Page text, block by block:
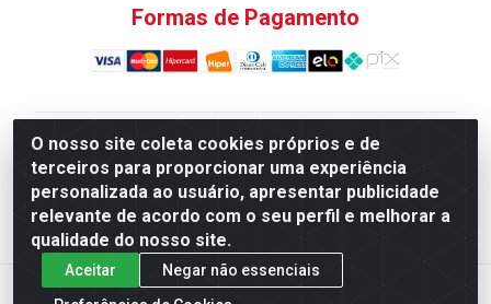
O nosso site coleta cookies próprios e de
terceiros para proporcionar uma experiência
personalizada ao usuário, apresentar publicidade
relevante de acordo com o seu perfil e melhorar a
qualidade do nosso site.
Aceitar
Negar não essenciais
Formas de Pagamento
Atacadao da Limpeza F. Pereira Queiroz Comercio e
Distribuicao LTDA - Quadra Qi 10 Lotes 39 e, 41 - Setor
Industrial (Taguatinga), Brasília/DF - CEP 72.135-100 -
CNPJ 13.184.675/0001-80